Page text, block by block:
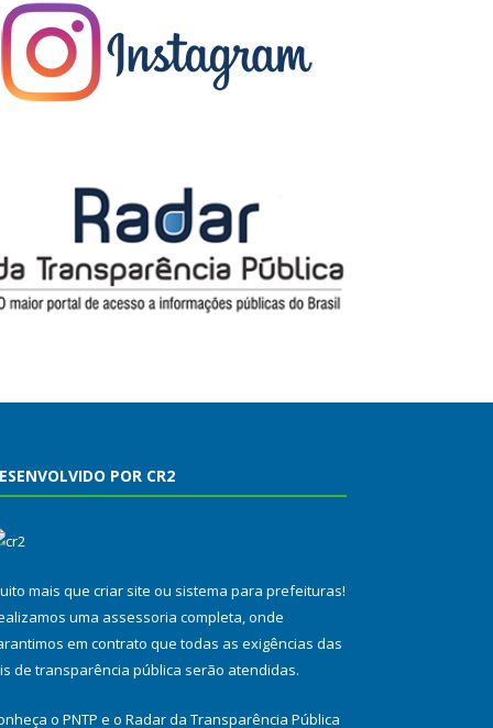
POR CR2
mais que criar site ou sistema para prefeituras!
uma assessoria completa, onde
em contrato que todas as exigências das
de transparência pública serão atendidas.
o PNTP e o Radar da Transparência Pública